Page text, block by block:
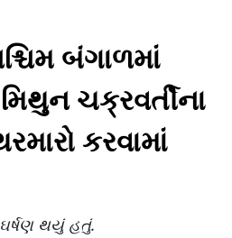
બંગાળમાં
ચક્રવર્તીના
કરવામાં
થયું હતું.